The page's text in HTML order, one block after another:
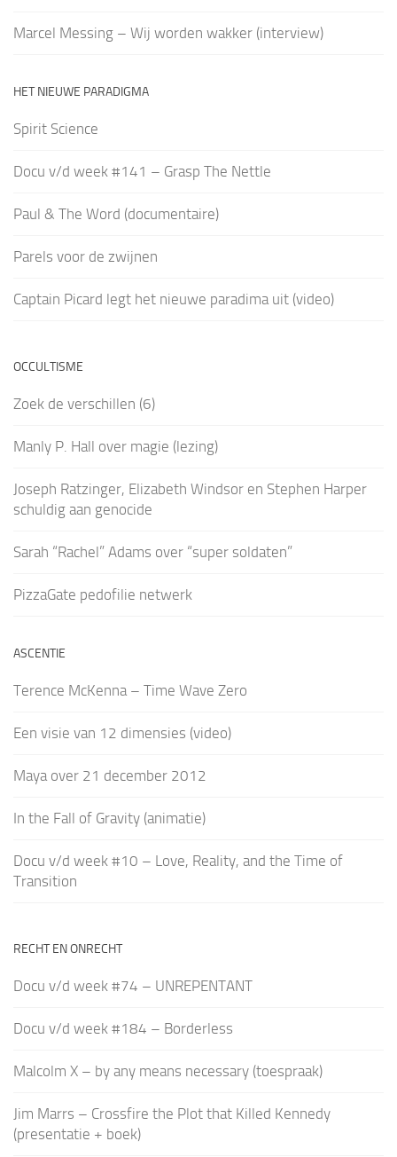
Marcel Messing – Wij worden wakker (interview)
HET NIEUWE PARADIGMA
Spirit Science
Docu v/d week #141 – Grasp The Nettle
Paul & The Word (documentaire)
Parels voor de zwijnen
Captain Picard legt het nieuwe paradima uit (video)
OCCULTISME
Zoek de verschillen (6)
Manly P. Hall over magie (lezing)
Joseph Ratzinger, Elizabeth Windsor en Stephen Harper
schuldig aan genocide
Sarah “Rachel” Adams over “super soldaten”
PizzaGate pedofilie netwerk
ASCENTIE
Terence McKenna – Time Wave Zero
Een visie van 12 dimensies (video)
Maya over 21 december 2012
In the Fall of Gravity (animatie)
Docu v/d week #10 – Love, Reality, and the Time of
Transition
RECHT EN ONRECHT
Docu v/d week #74 – UNREPENTANT
Docu v/d week #184 – Borderless
Malcolm X – by any means necessary (toespraak)
Jim Marrs – Crossfire the Plot that Killed Kennedy
(presentatie + boek)